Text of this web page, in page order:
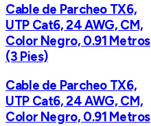
Cable de Parcheo TX6,
UTP Cat6, 24 AWG, CM,
Color Negro, 0.91 Metros
(3 Pies)
Cable de Parcheo TX6,
UTP Cat6, 24 AWG, CM,
Color Negro, 0.91 Metros